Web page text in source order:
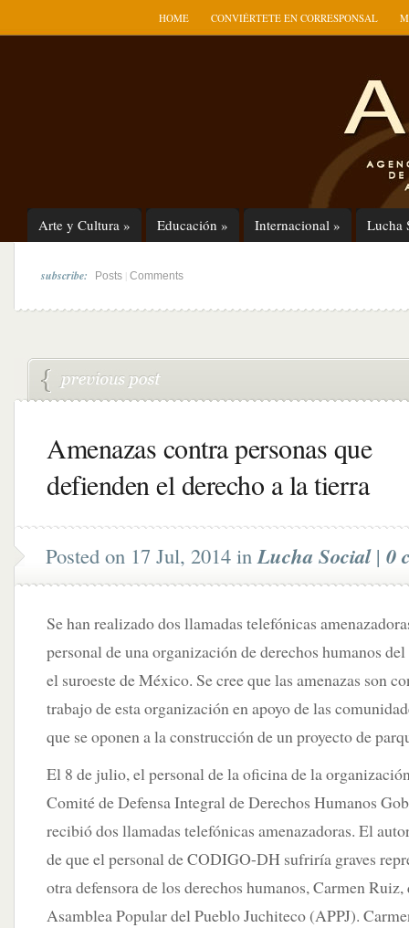
HOME CONVIÉRTETE EN CORRESPONSAL
Arte y Cultura » Educación » Internacional » Lucha
subscribe: Posts Comments
Amenazas contra personas que
defienden el derecho a la tierra
Posted on 17 Jul, 2014 inLucha Social| 0
Se han realizado dos llamadas telefónicas
personal de una organización de derechos humanos
el suroeste de México. Se cree que las amenazas son
trabajo de esta organización en apoyo de las
que se oponen a la construcción de un proyecto de
El 8 de julio, el personal de la oficina de la
Comité de Defensa Integral de Derechos Humanos
recibió dos llamadas telefónicas amenazadoras. El
de que el personal de CODIGO-DH sufriría graves
otra defensora de los derechos humanos, Carmen
Asamblea Popular del Pueblo Juchiteco (APPJ).